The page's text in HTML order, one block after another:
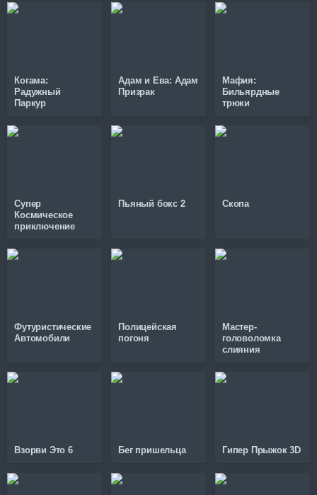
Когама:
Радужный
Паркур
Адам и Ева: Адам
Призрак
Мафия:
Бильярдные
трюки
Супер
Космическое
приключение
Пьяный бокс 2 Скопа
Футуристические
Автомобили
Полицейская
погоня
Мастер-
головоломка
слияния
Взорви Это 6 Бег пришельца Гипер Прыжок 3D